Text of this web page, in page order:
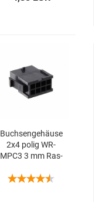
Buch­sen­ge­häu­se
2x4 polig WR-​
MPC3 3 mm Ras­